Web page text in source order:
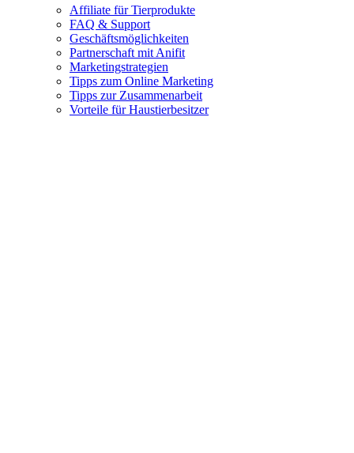
Affiliate für Tierprodukte
FAQ & Support
Geschäftsmöglichkeiten
Partnerschaft mit Anifit
Marketingstrategien
Tipps zum Online Marketing
Tipps zur Zusammenarbeit
Vorteile für Haustierbesitzer